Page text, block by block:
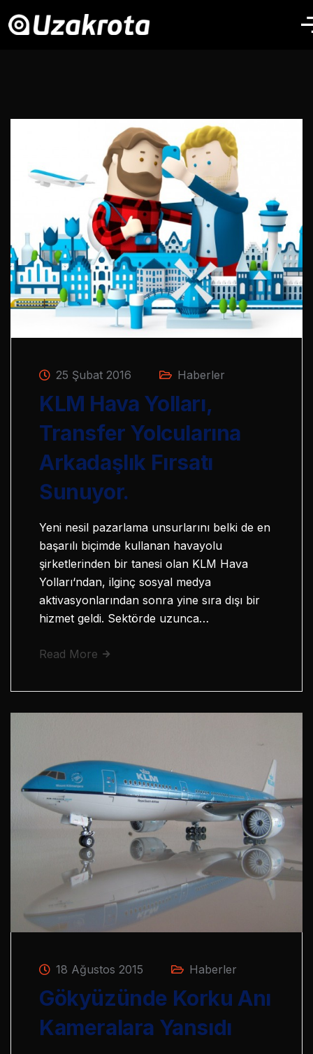
25 Şubat 2016 Haberler
KLM Hava Yolları,
Transfer Yolcularına
Arkadaşlık Fırsatı
Sunuyor.
Yeni nesil pazarlama unsurlarını belki de en
başarılı biçimde kullanan havayolu
şirketlerinden bir tanesi olan KLM Hava
Yolları‘ndan, ilginç sosyal medya
aktivasyonlarından sonra yine sıra dışı bir
hizmet geldi. Sektörde uzunca…
Read More
18 Ağustos 2015 Haberler
Gökyüzünde Korku Anı
Kameralara Yansıdı